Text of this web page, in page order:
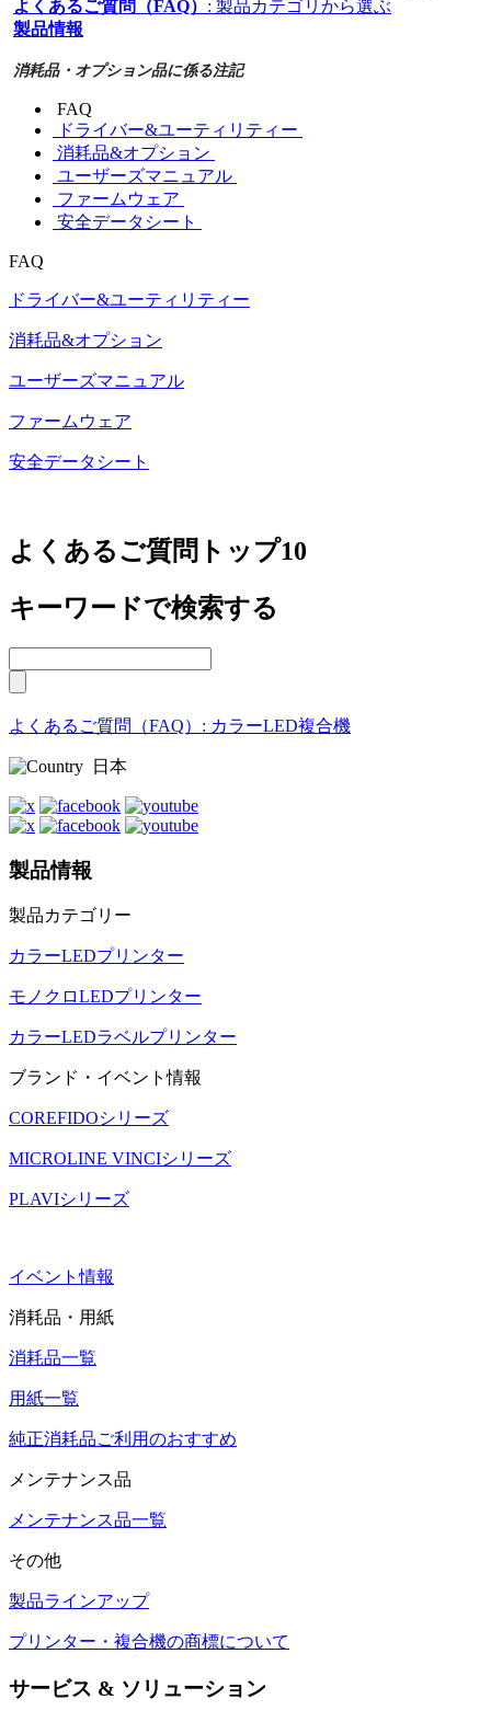
よくあるご質問（FAQ） : 製品カテゴリから選ぶ
製品情報
消耗品・オプション品に係る注記
FAQ
ドライバー&ユーティリティー
消耗品&オプション
ユーザーズマニュアル
ファームウェア
安全データシート
FAQ
ドライバー&ユーティリティー
消耗品&オプション
ユーザーズマニュアル
ファームウェア
安全データシート
よくあるご質問トップ10
キーワードで検索する
よくあるご質問（FAQ）: カラーLED複合機
日本
製品情報
製品カテゴリー
カラーLEDプリンター
モノクロLEDプリンター
カラーLEDラベルプリンター
ブランド・イベント情報
COREFIDOシリーズ
MICROLINE VINCIシリーズ
PLAVIシリーズ
イベント情報
消耗品・用紙
消耗品一覧
用紙一覧
純正消耗品ご利用のおすすめ
メンテナンス品
メンテナンス品一覧
その他
製品ラインアップ
プリンター・複合機の商標について
サービス & ソリューション